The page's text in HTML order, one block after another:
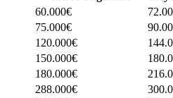
60.000€
75.000€
120.000€
150.000€
180.000€
288.000€